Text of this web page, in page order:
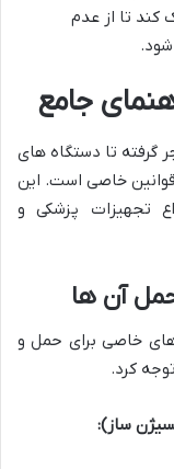
تا از عدم
جامع
گرفته تا دستگاه های
قوانین خاصی است. این
تجهیزات پزشکی و
آن ها
های خاصی برای حمل و
کرد.